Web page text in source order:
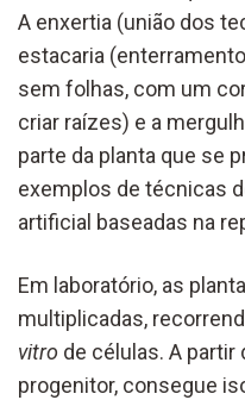
A enxertia (união dos
estacaria
sem folhas, com um
criar raízes) e a
parte da planta que se
exemplos de técnicas
artificial baseadas na
Em laboratório, as
multiplicadas,
vitro de células. A
progenitor, consegue